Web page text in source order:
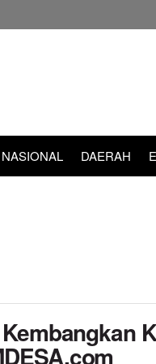
NASIONAL DAERAH